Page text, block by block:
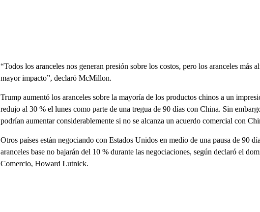
“Todos los aranceles nos generan presión sobre los costos, pero los aranceles más
mayor impacto”, declaró McMillon.
Trump aumentó los aranceles sobre la mayoría de los productos chinos a un
redujo al 30 % el lunes como parte de una tregua de 90 días con China. Sin
podrían aumentar considerablemente si no se alcanza un acuerdo comercial con
Otros países están negociando con Estados Unidos en medio de una pausa de 90
aranceles base no bajarán del 10 % durante las negociaciones, según declaró el
Comercio, Howard Lutnick.